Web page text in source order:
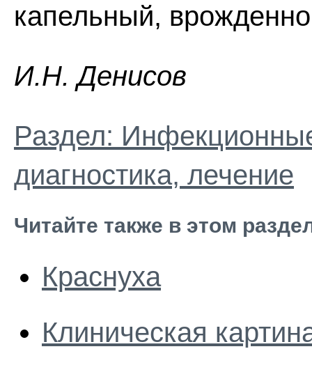
капельный,
И.H. Дeниcoв
Раздел:
диагностика, лечение
Читайте также в этом
Краснуха
Клиническая